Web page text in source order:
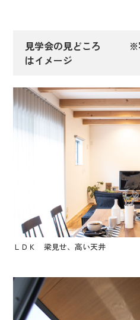
見学会の見どころ ※写
はイメージ
ＬＤＫ 梁見せ、高い天井